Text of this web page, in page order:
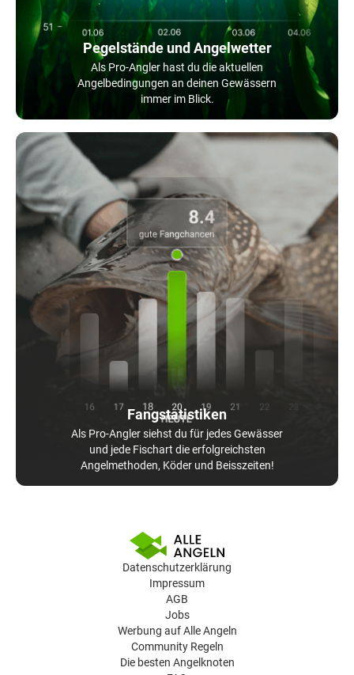
Pegelstände und Angelwetter
Als Pro-Angler hast du die aktuellen
Angelbedingungen an deinen Gewässern
immer im Blick.
Fangstatistiken
Als Pro-Angler siehst du für jedes Gewässer
und jede Fischart die erfolgreichsten
Angelmethoden, Köder und Beisszeiten!
Datenschutzerklärung
Impressum
AGB
Jobs
Werbung auf Alle Angeln
Community Regeln
Die besten Angelknoten